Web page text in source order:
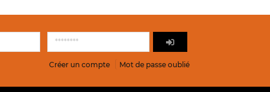
Créer un compte Mot de passe oublié